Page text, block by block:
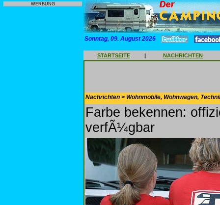
WERBUNG
Sonntag, 09. August 2026
STARTSEITE | NACHRICHTEN
Nachrichten > Wohnmobile, Wohnwagen,
Farbe bekennen:
verfÃ¼gbar